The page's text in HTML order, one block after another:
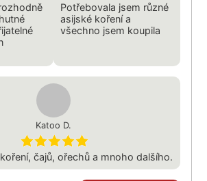
Potřebovala jsem různé
asijské koření a
všechno jsem koupila
Katoo D.
čajů, ořechů a mnoho dalšího.